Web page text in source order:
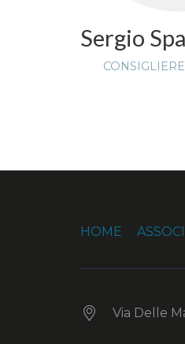
Sergio
HOME
Via Delle